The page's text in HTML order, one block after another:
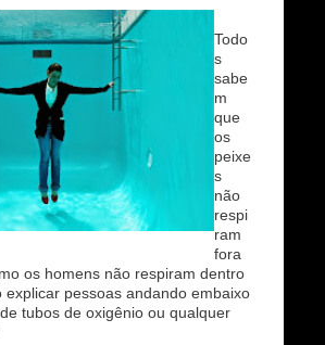
Todo
s
sabe
m
que
os
peixe
s
não
respi
ram
fora
os homens não respiram dentro
explicar pessoas andando embaixo
tubos de oxigênio ou qualquer